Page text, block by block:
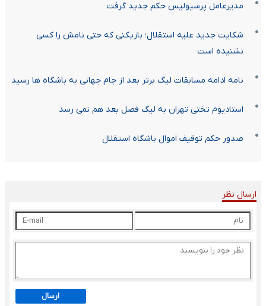
مدیرعامل پرسپولیس حکم جدید گرفت
شکایت جدید علیه استقلال؛ بازیکنی که حتی نامش را کسی
نشنیده است
نامه ادامه مسابقات لیگ برتر بعد از جام جهانی به باشگاه ها رسید
استادیوم تختی تهران به لیگ فصل بعد هم نمی رسد
صدور حکم توقیف اموال باشگاه استقلال
ارسال نظر
ارسال